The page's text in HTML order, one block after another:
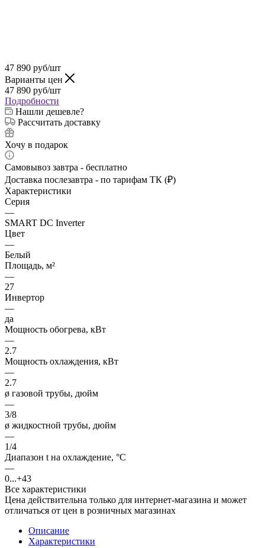
47 890 руб/шт
Варианты цен
47 890 руб/шт
Подробности
Нашли дешевле?
Рассчитать доставку
Хочу в подарок
Самовывоз завтра - бесплатно
Доставка послезавтра - по тарифам ТК (₽)
Характеристики
Серия
—
SMART DC Inverter
Цвет
—
Белый
Площадь, м²
—
27
Инвертор
—
да
Мощность обогрева, кВт
—
2.7
Мощность охлаждения, кВт
—
2.7
ø газовой трубы, дюйм
—
3/8
ø жидкостной трубы, дюйм
—
1/4
Диапазон t на охлаждение, °С
—
0...+43
Все характеристики
Цена действительна только для интернет-магазина и может
отличаться от цен в розничных магазинах
Описание
Характеристики